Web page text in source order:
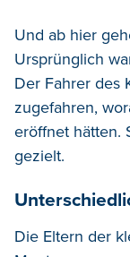
Und ab hier
Ursprünglich
Der Fahrer des
zugefahren,
eröffnet hätten.
gezielt.
Die Eltern der